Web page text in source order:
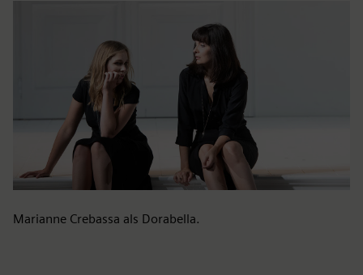
Marianne Crebassa als Dorabella.